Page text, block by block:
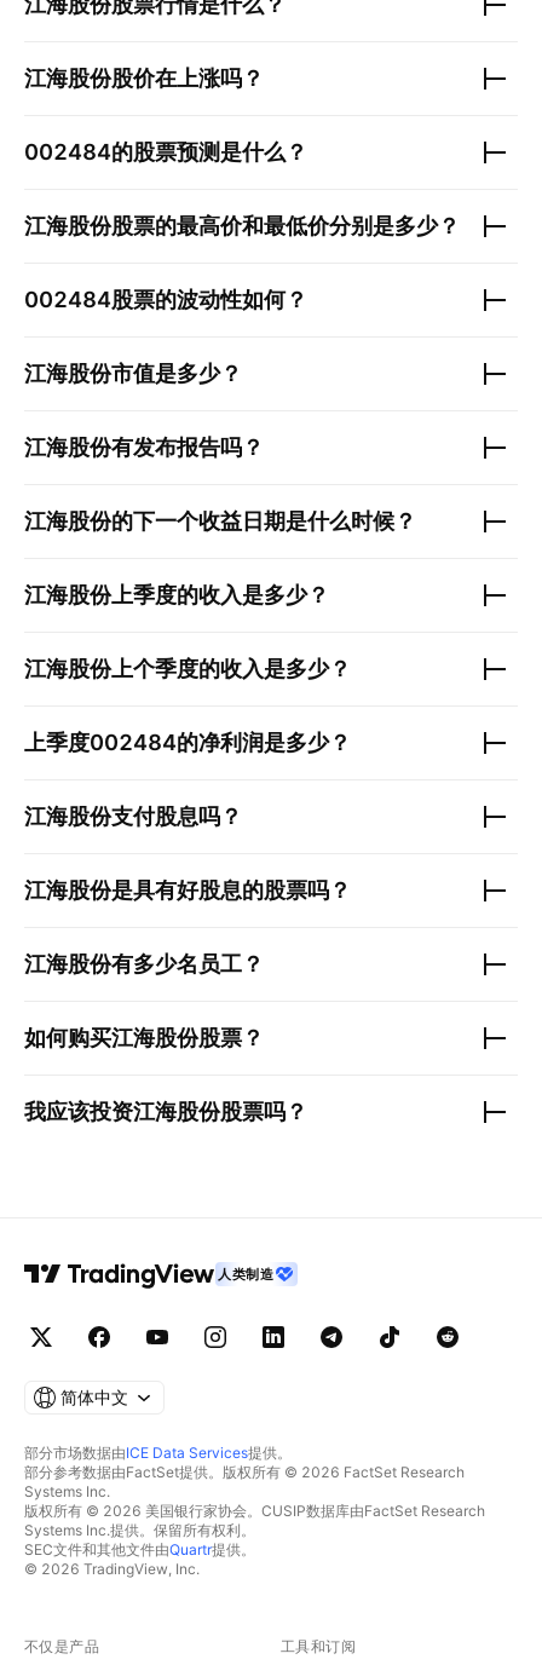
江海股份股价在上涨吗？
002484的股票预测是什么？
江海股份股票的最高价和最低价分别是多少？
002484股票的波动性如何？
江海股份市值是多少？
江海股份有发布报告吗？
江海股份的下一个收益日期是什么时候？
江海股份上季度的收入是多少？
江海股份上个季度的收入是多少？
上季度002484的净利润是多少？
江海股份支付股息吗？
江海股份是具有好股息的股票吗？
江海股份有多少名员工？
如何购买江海股份股票？
我应该投资江海股份股票吗？
人类制造
简体中文
部分市场数据由ICE Data Services提供。
部分参考数据由FactSet提供。版权所有 © 2026 FactSet Research
Systems Inc.
版权所有 © 2026 美国银行家协会。CUSIP数据库由FactSet Research
Systems Inc.提供。保留所有权利。
SEC文件和其他文件由Quartr提供。
© 2026 TradingView, Inc.
不仅是产品 工具和订阅